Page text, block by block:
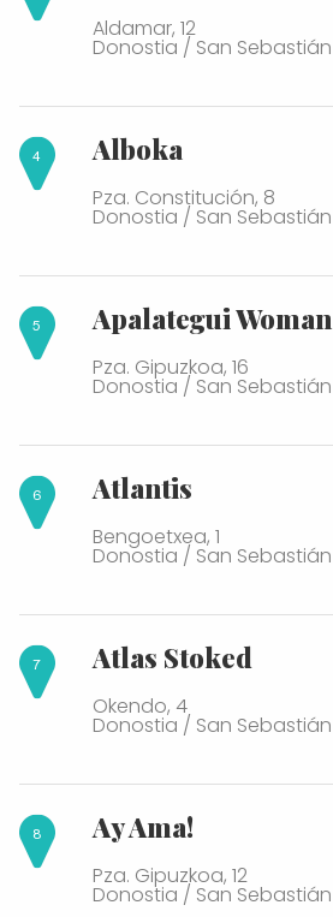
Aldamar, 12
Donostia / San Sebastián
Alboka
Pza. Constitución, 8
Donostia / San Sebastián
Apalategui Woman
Pza. Gipuzkoa, 16
Donostia / San Sebastián
Atlantis
Bengoetxea, 1
Donostia / San Sebastián
Atlas Stoked
Okendo, 4
Donostia / San Sebastián
Ay Ama!
Pza. Gipuzkoa, 12
Donostia / San Sebastián